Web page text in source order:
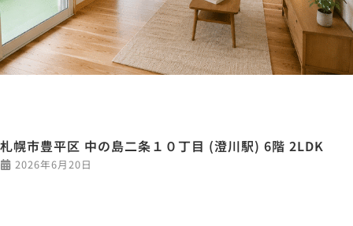
札幌市豊平区 中の島二条１０丁目 (澄川駅) 6階 2LDK
2026年6月20日